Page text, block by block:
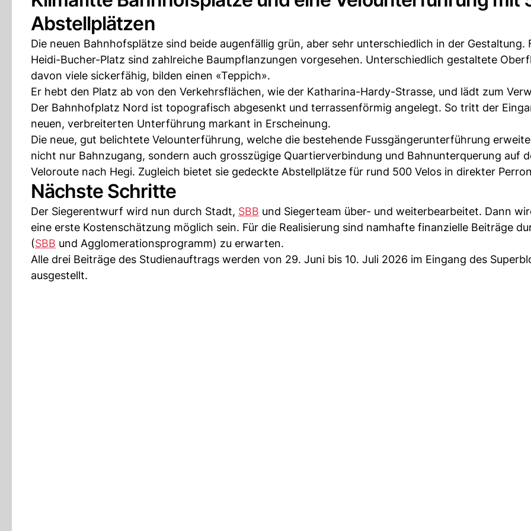
Abstellplätzen
Die neuen Bahnhofsplätze sind beide augenfällig grün, aber sehr unterschiedlich in der Gestaltung.
Heidi-Bucher-Platz sind zahlreiche Baumpflanzungen vorgesehen. Unterschiedlich gestaltete
davon viele sickerfähig, bilden einen «Teppich».
Er hebt den Platz ab von den Verkehrsflächen, wie der Katharina-Hardy-Strasse, und lädt zum
Der Bahnhofplatz Nord ist topografisch abgesenkt und terrassenförmig angelegt. So tritt der
neuen, verbreiterten Unterführung markant in Erscheinung.
Die neue, gut belichtete Velounterführung, welche die bestehende Fussgängerunterführung
nicht nur Bahnzugang, sondern auch grosszügige Quartierverbindung und Bahnunterquerung auf
Veloroute nach Hegi. Zugleich bietet sie gedeckte Abstellplätze für rund 500 Velos in direkter
Nächste Schritte
Der Siegerentwurf wird nun durch Stadt, SBB und Siegerteam über- und weiterbearbeitet. Dann
eine erste Kostenschätzung möglich sein. Für die Realisierung sind namhafte finanzielle Beiträge
(SBB und Agglomerationsprogramm) zu erwarten.
Alle drei Beiträge des Studienauftrags werden von 29. Juni bis 10. Juli 2026 im Eingang des
ausgestellt.